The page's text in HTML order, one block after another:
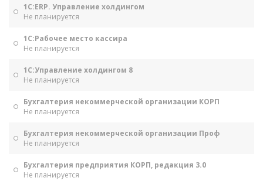
1С:ERP. Управление холдингом
Не планируется
1С:Рабочее место кассира
Не планируется
1С:Управление холдингом 8
Не планируется
Бухгалтерия некоммерческой организации КОРП
Не планируется
Бухгалтерия некоммерческой организации Проф
Не планируется
Бухгалтерия предприятия КОРП, редакция 3.0
Не планируется